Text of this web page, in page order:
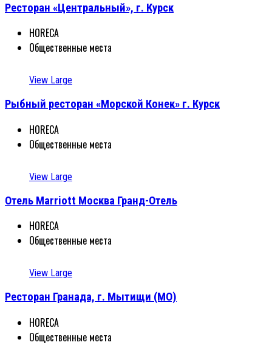
Ресторан «Центральный», г. Курск
HORECA
Общественные места
View Large
Рыбный ресторан «Морской Конек» г. Курск
HORECA
Общественные места
View Large
Отель Marriott Москва Гранд-Отель
HORECA
Общественные места
View Large
Ресторан Гранада, г. Мытищи (МО)
HORECA
Общественные места